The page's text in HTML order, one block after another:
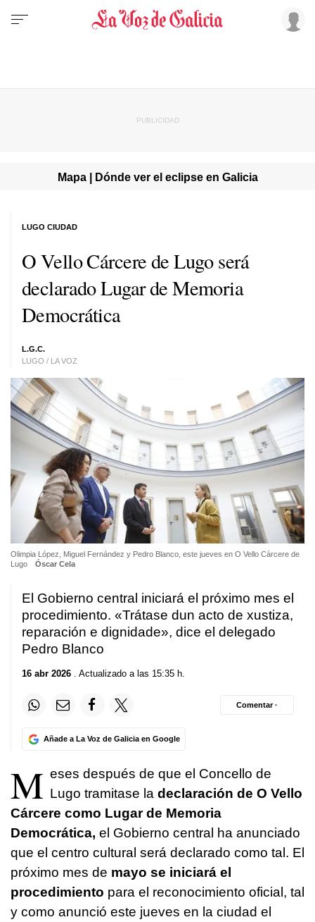
Mapa | Dónde ver el eclipse en Galicia
O Vello Cárcere de Lugo será
declarado Lugar de Memoria
Democrática
L.G.C.
LUGO / LA VOZ
LUGO CIUDAD
Olimpia López, Miguel Fernández y Pedro Blanco, este jueves en O Vello Cárcere de
Lugo
Óscar Cela
El Gobierno central iniciará el próximo mes el
procedimiento. «Trátase dun acto de xustiza,
reparación e dignidade», dice el delegado
Pedro Blanco
16 abr 2026 . Actualizado a las 15:35 h.
Añade a La Voz de Galicia en Google
Comentar ·
M eses después de que el Concello de
Lugo tramitase la declaración de O Vello
Cárcere como Lugar de Memoria
Democrática, el Gobierno central ha anunciado
que el centro cultural será declarado como tal. El
próximo mes de mayo se iniciará el
procedimiento para el reconocimiento oficial, tal
y como anunció este jueves en la ciudad el